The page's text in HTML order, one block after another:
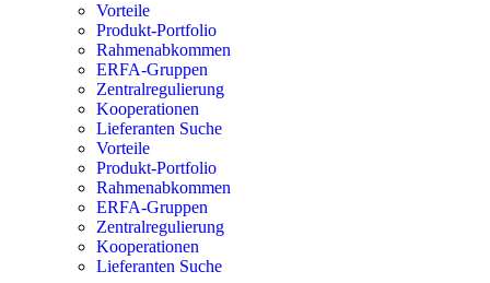
Vorteile
Produkt-Portfolio
Rahmenabkommen
ERFA-Gruppen
Zentralregulierung
Kooperationen
Lieferanten Suche
Vorteile
Produkt-Portfolio
Rahmenabkommen
ERFA-Gruppen
Zentralregulierung
Kooperationen
Lieferanten Suche